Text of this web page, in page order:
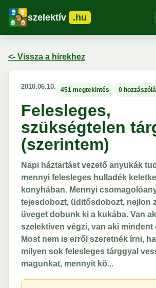
szelektív .hu
<- Vissza a hírekhez
2010.06.10. 451 megtekintés 0
Felesleges,
szükségtelen
(szerintem)
Napi háztartást vezető anyukák
mennyi felesleges hulladék
konyhában. Mennyi
tejesdobozt, üditősdobozt, nejlon
üveget dobunk ki a kukába. Van
szelektíven végzi, van aki mindent
Most nem is erről szeretnék írni,
milyen sok felesleges tárggyal
magunkat, mennyit kö...